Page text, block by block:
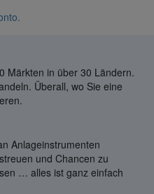
Märkten in über 30 Ländern.
Überall, wo Sie eine
Anlageinstrumenten
und Chancen zu
… alles ist ganz einfach